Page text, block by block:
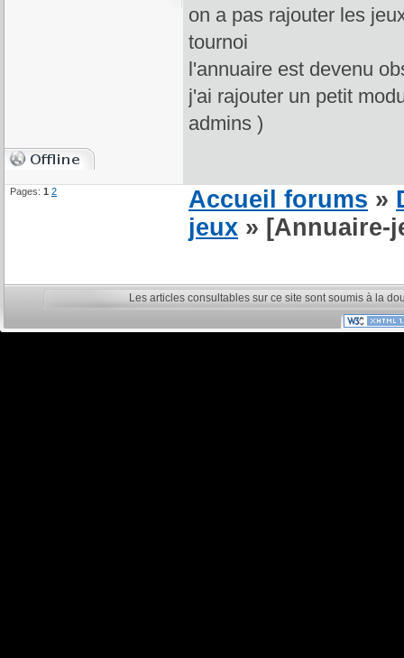
on a pas rajouter les
tournoi
l'annuaire est devenu
j'ai rajouter un petit
admins )
Pages: 1 2 Accueil forums »
jeux » [Annuaire-
Les articles consultables sur ce site sont soumis à la